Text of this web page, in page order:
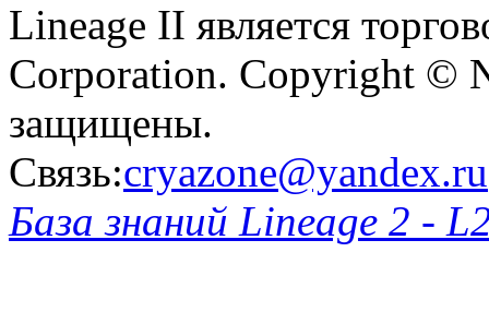
Lineage II является
Corporation. Copyright ©
защищены.
Связь:cryazone@yandex.ru
База знаний Lineage 2 -